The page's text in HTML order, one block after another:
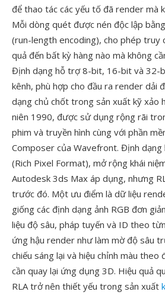
để thao tác các yếu tố đã render mà
Mỗi dòng quét được nén độc lập
(run-length encoding), cho phép truy
quả đến bất kỳ hàng nào mà không
Định dạng hỗ trợ 8-bit, 16-bit và 32-
kênh, phù hợp cho đầu ra render dải
dạng chủ chốt trong sản xuất kỹ xảo
niên 1990, được sử dụng rộng rãi
phim và truyền hình cùng với phần
Composer của Wavefront. Định dạng
(Rich Pixel Format), mở rộng khái
Autodesk 3ds Max áp dụng, nhưng
trước đó. Một ưu điểm là dữ liệu
giống các định dạng ảnh RGB đơn
liệu độ sâu, pháp tuyến và ID theo
ứng hậu render như làm mờ độ sâu
chiếu sáng lại và hiệu chỉnh màu
cần quay lại ứng dụng 3D. Hiệu quả
RLA trở nên thiết yếu trong sản xuất